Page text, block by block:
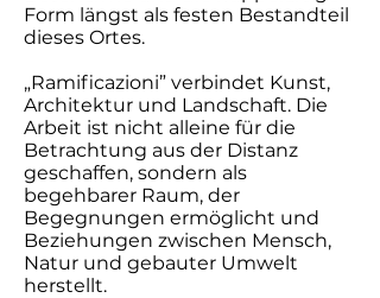
Form längst als festen Bestandteil
dieses Ortes.
„Ramificazioni” verbindet Kunst,
Architektur und Landschaft. Die
Arbeit ist nicht alleine für die
Betrachtung aus der Distanz
geschaffen, sondern als
begehbarer Raum, der
Begegnungen ermöglicht und
Beziehungen zwischen Mensch,
Natur und gebauter Umwelt
herstellt.